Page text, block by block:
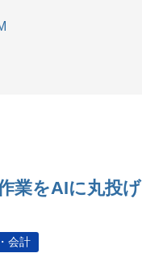
業をAIに丸投
会計